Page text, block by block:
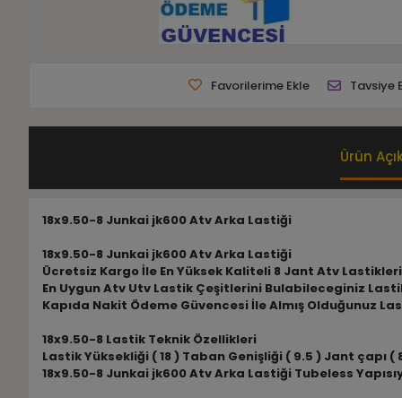
Favorilerime Ekle Tavsiye
Ürün
18x9.50-8 Junkai jk600 Atv Arka Lastiği
18x9.50-8 Junkai jk600 Atv Arka Lastiği
Ücretsiz Kargo İle En Yüksek Kaliteli 8 Jant Atv
En Uygun Atv Utv Lastik Çeşitlerini Bulabileceginiz
Kapıda Nakit Ödeme Güvencesi İle Almış Olduğunuz
18x9.50-8 Lastik Teknik Özellikleri
Lastik Yüksekliği ( 18 ) Taban Genişliği ( 9.5 ) Jant çapı (
18x9.50-8 Junkai jk600 Atv Arka Lastiği Tubeless